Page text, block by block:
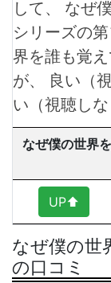
して、 なぜ
シリーズの第
界を誰も覚
が、 良い（
い（視聴しな
なぜ僕の世界
UP⬆︎
なぜ僕の世
の口コミ